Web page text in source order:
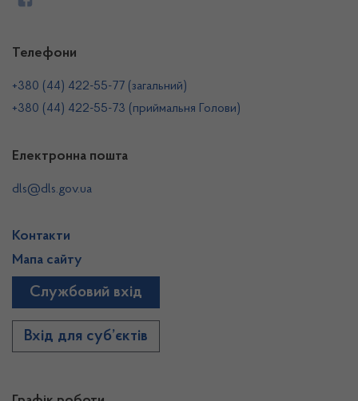
Телефони
+380 (44) 422-55-77 (загальний)
+380 (44) 422-55-73 (приймальня Голови)
Електронна пошта
dls@dls.gov.ua
Контакти
Мапа сайту
Службовий вхід
Вхід для суб’єктів